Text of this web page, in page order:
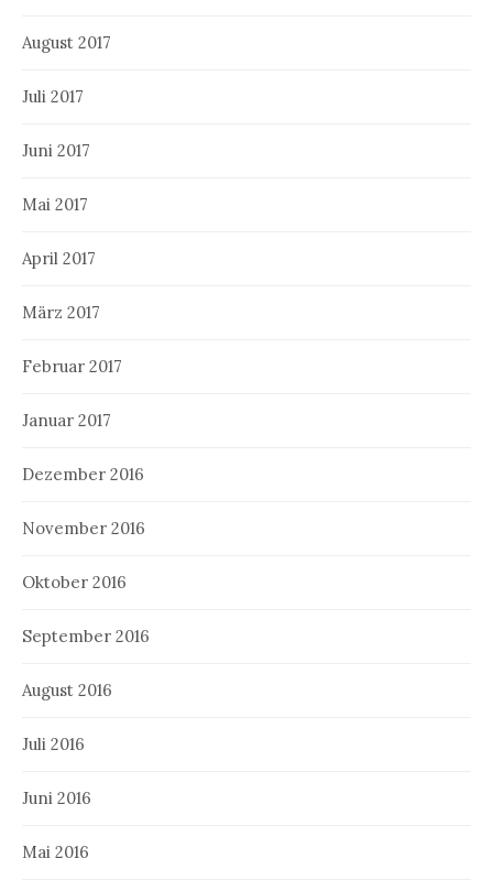
August 2017
Juli 2017
Juni 2017
Mai 2017
April 2017
März 2017
Februar 2017
Januar 2017
Dezember 2016
November 2016
Oktober 2016
September 2016
August 2016
Juli 2016
Juni 2016
Mai 2016